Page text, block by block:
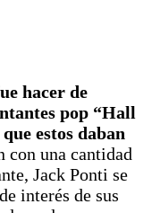
hacer de
pop “Hall
estos daban
con una cantidad
Jack Ponti se
interés de sus